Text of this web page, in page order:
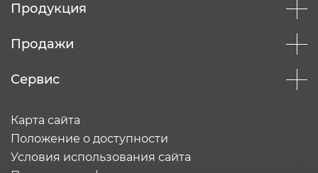
Продукция
Продажи
Сервис
Карта сайта
Положение о доступности
Условия использования сайта